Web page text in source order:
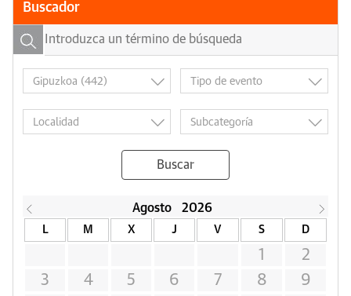
Buscador
Buscar
Agosto 2026
L M X J V S D
1
2
3
4 5 6 7 8
9